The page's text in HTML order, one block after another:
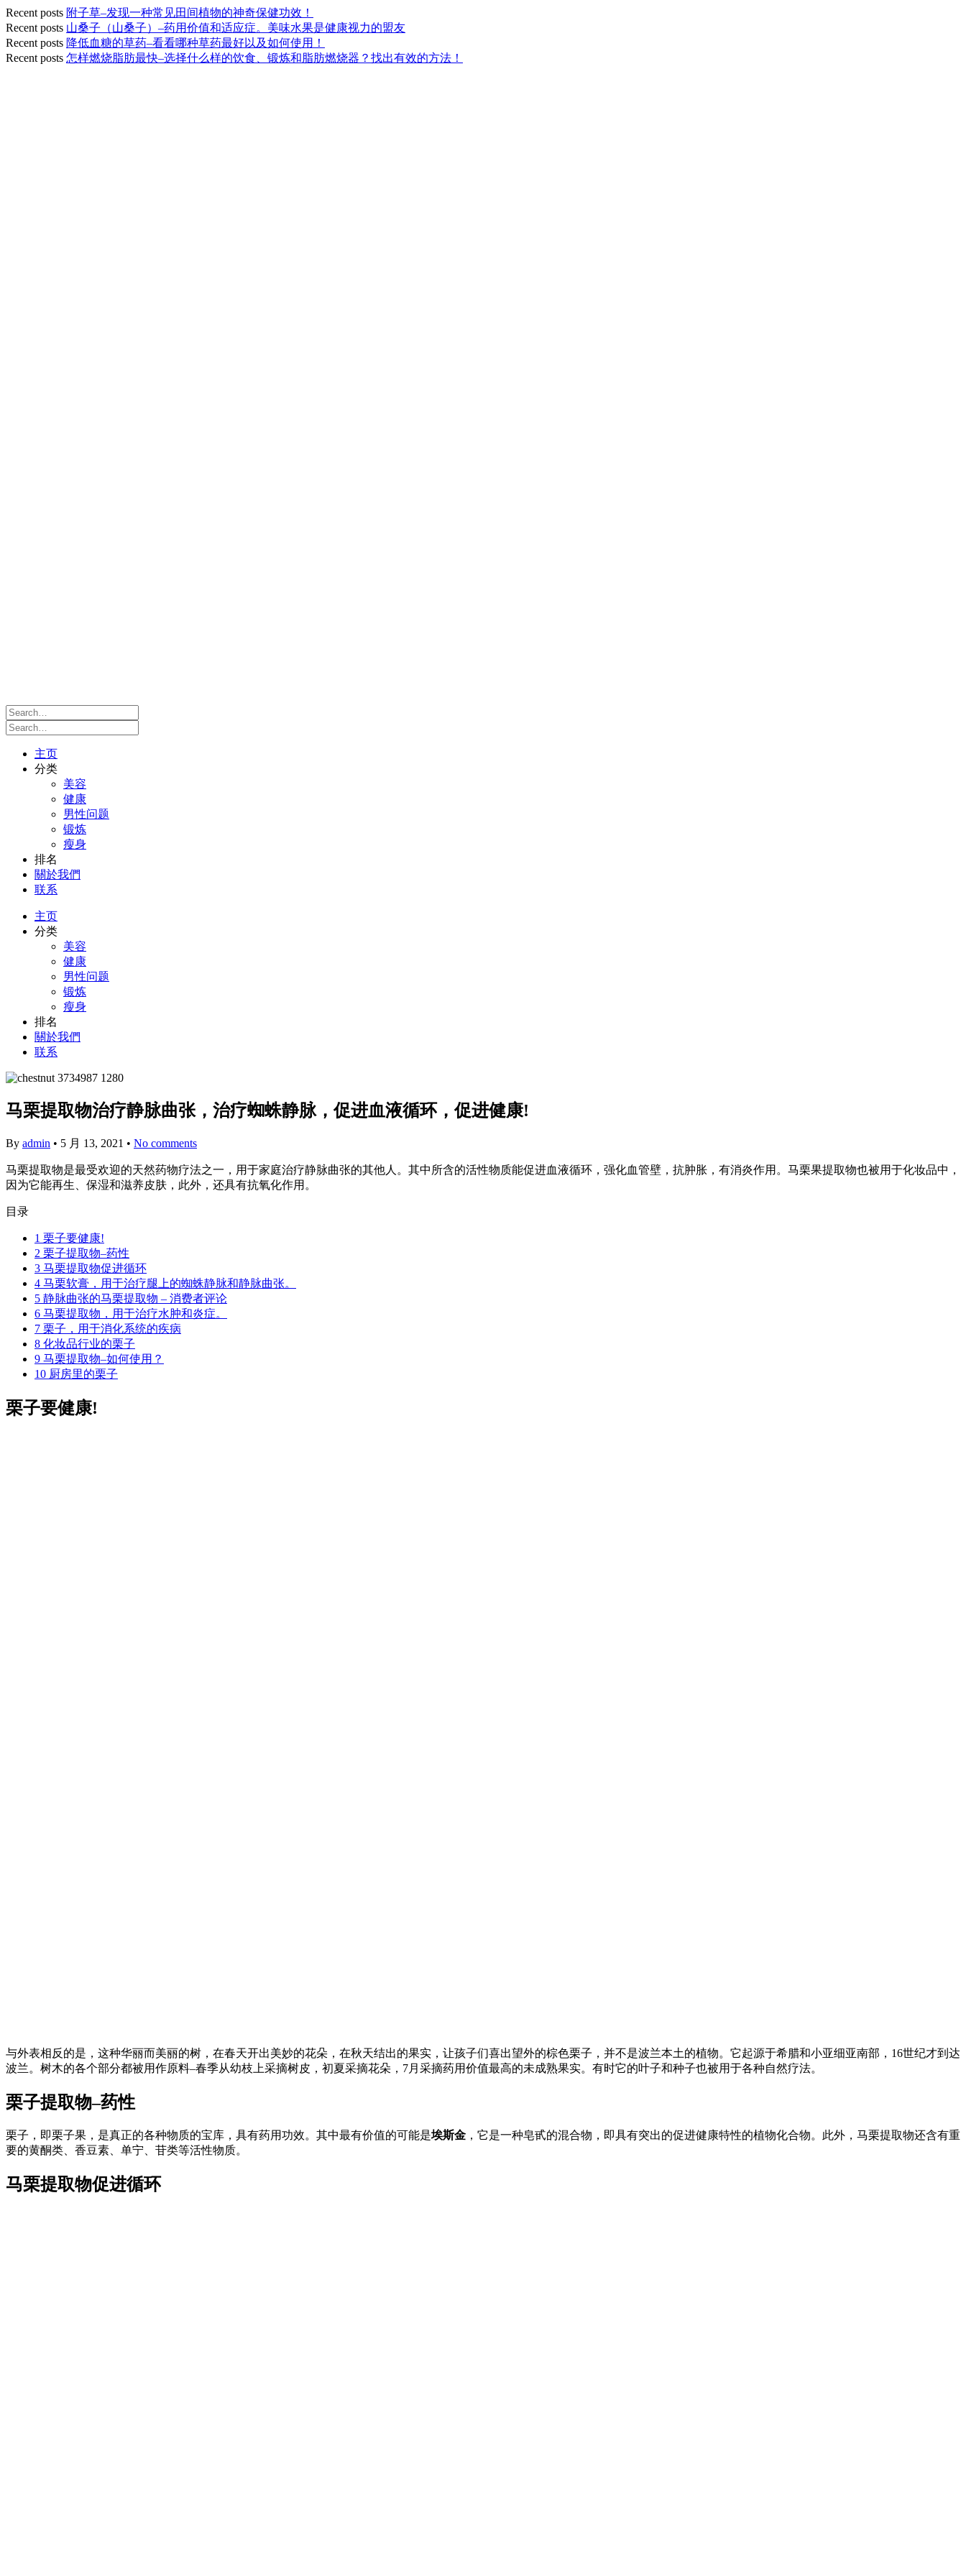
Recent posts 附子草–发现一种常见田间植物的神奇保健功效！
Recent posts 山桑子（山桑子）–药用价值和适应症。美味水果是健康视力的盟友
Recent posts 降低血糖的草药–看看哪种草药最好以及如何使用！
Recent posts 怎样燃烧脂肪最快–选择什么样的饮食、锻炼和脂肪燃烧器？找出有效的方法！
主页
分类
美容
健康
男性问题
锻炼
瘦身
排名
關於我們
联系
主页
分类
美容
健康
男性问题
锻炼
瘦身
排名
關於我們
联系
马栗提取物治疗静脉曲张，治疗蜘蛛静脉，促进血液循环，促进健康!
By admin • 5 月 13, 2021 • No comments
马栗提取物是最受欢迎的天然药物疗法之一，用于家庭治疗静脉曲张的其他人。其中所含的活性物质能促进血液循环，强化血管壁，抗肿胀，有消炎作用。马栗果提取物也被用于化妆品中，
因为它能再生、保湿和滋养皮肤，此外，还具有抗氧化作用。
目录
1 栗子要健康!
2 栗子提取物–药性
3 马栗提取物促进循环
4 马栗软膏，用于治疗腿上的蜘蛛静脉和静脉曲张。
5 静脉曲张的马栗提取物 – 消费者评论
6 马栗提取物，用于治疗水肿和炎症。
7 栗子，用于消化系统的疾病
8 化妆品行业的栗子
9 马栗提取物–如何使用？
10 厨房里的栗子
栗子要健康!
与外表相反的是，这种华丽而美丽的树，在春天开出美妙的花朵，在秋天结出的果实，让孩子们喜出望外的棕色栗子，并不是波兰本土的植物。它起源于希腊和小亚细亚南部，16世纪才到达
波兰。树木的各个部分都被用作原料–春季从幼枝上采摘树皮，初夏采摘花朵，7月采摘药用价值最高的未成熟果实。有时它的叶子和种子也被用于各种自然疗法。
栗子提取物–药性
栗子，即栗子果，是真正的各种物质的宝库，具有药用功效。其中最有价值的可能是埃斯金 ，它是一种皂甙的混合物，即具有突出的促进健康特性的植物化合物。此外，马栗提取物还含有重
要的黄酮类、香豆素、单宁、苷类等活性物质。
马栗提取物促进循环